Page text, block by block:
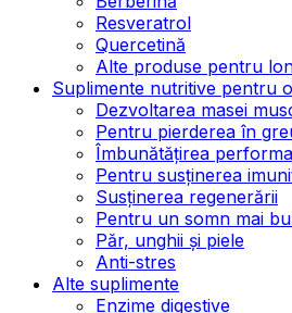
Resveratrol
Quercetină
Alte produse pentru
Suplimente nutritive pentru
Dezvoltarea masei
Pentru pierderea în
Îmbunătățirea
Pentru susținerea
Susținerea regenerării
Pentru un somn mai
Păr, unghii și piele
Anti-stres
Alte suplimente
Enzime digestive